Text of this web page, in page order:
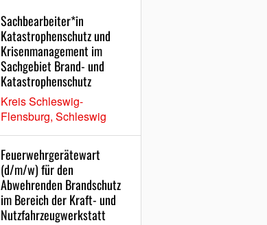
Sachbearbeiter*in
Katastrophenschutz und
Krisenmanagement im
Sachgebiet Brand- und
Katastrophenschutz
Kreis Schleswig-
Flensburg, Schleswig
Feuerwehrgerätewart
(d/m/w) für den
Abwehrenden Brandschutz
im Bereich der Kraft- und
Nutzfahrzeugwerkstatt